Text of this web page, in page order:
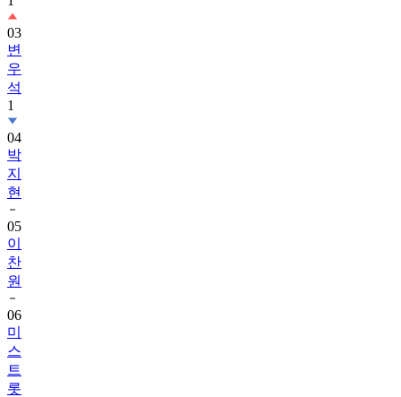
03
변
우
석
1
04
박
지
현
05
이
찬
원
06
미
스
트
롯